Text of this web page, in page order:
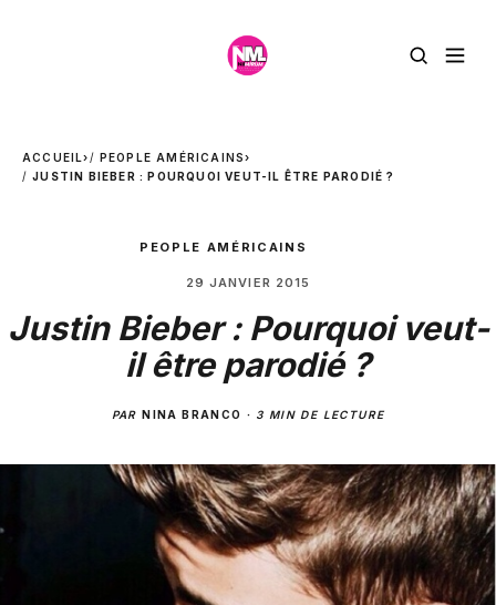
ACCUEIL› PEOPLE AMÉRICAINS›
JUSTIN BIEBER : POURQUOI VEUT-IL ÊTRE PARODIÉ ?
PEOPLE AMÉRICAINS
29 JANVIER 2015
Justin Bieber : Pourquoi veut-
il être parodié ?
PARNINA BRANCO · 3 MIN DE LECTURE